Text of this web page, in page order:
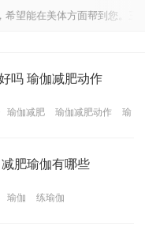
在美体方面帮到您。
吗 瑜伽减肥动作
瑜伽减肥 瑜伽减肥动作
瑜
肥瑜伽有哪些
瑜伽 练瑜伽